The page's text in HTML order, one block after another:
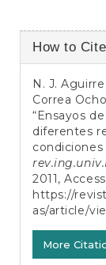
Article
Details
How to Cite
N. J.
Correa
“Ensayos
diferentes
condiciones
2011,
https://
as/article/
More